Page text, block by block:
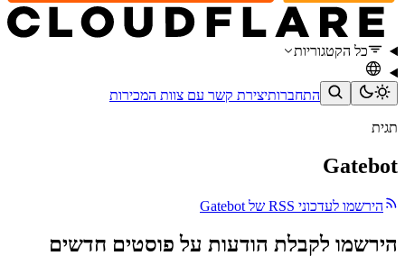
כל הקטגוריות
התחברותיצירת קשר עם צוות המכירות
תגית
Gatebot
הירשמו לעדכוני RSS של Gatebot
הירשמו לקבלת הודעות על פוסטים חדשים